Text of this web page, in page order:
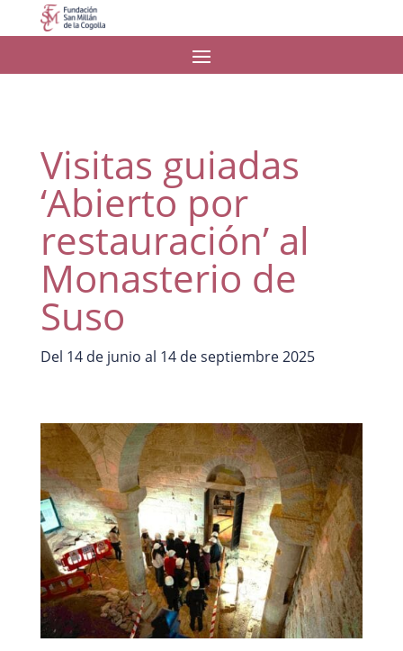
Visitas guiadas
‘Abierto por
restauración’ al
Monasterio de
Suso
Del 14 de junio al 14 de septiembre 2025